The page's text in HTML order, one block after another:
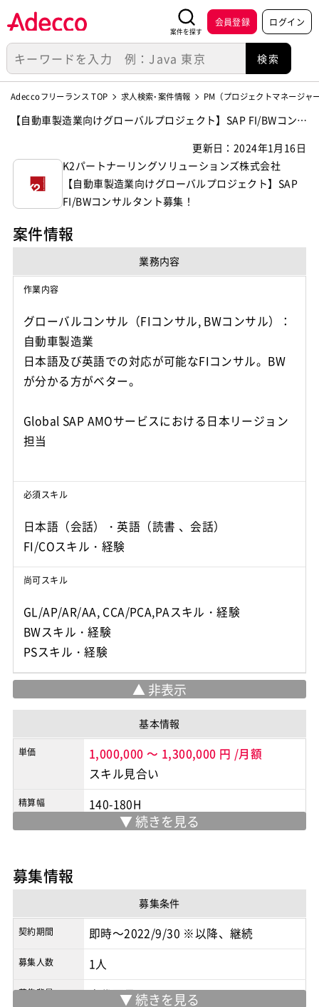
案件を探す
会員登録 ログイン
Adeccoフリーランス TOP 求人検索･案件情報 PM（プロジェクトマネージャ
【自動車製造業向けグローバルプロジェクト】SAP FI/BWコンサ
ョンズ株式会社】
更新日：2024年1月16日
K2パートナーリングソリューションズ株式会社
【自動車製造業向けグローバルプロジェクト】SAP
FI/BWコンサルタント募集！
案件情報
業務内容
作業内容
グローバルコンサル（FIコンサル, BWコンサル）：
自動車製造業
日本語及び英語での対応が可能なFIコンサル。BW
が分かる方がベター。
Global SAP AMOサービスにおける日本リージョン
担当
必須スキル
日本語（会話）・英語（読書 、会話）
尚可スキル
GL/AP/AR/AA, CCA/PCA,PAスキル・経験
BWスキル・経験
PSスキル・経験
基本情報
単価 1,000,000 ～ 1,300,000 円 /月額
スキル見合い
精算幅 140-180H
勤務地 都内/原則リモート（週1都内）
契約形態
募集情報
募集条件
契約期間 即時～2022/9/30 ※以降、継続
募集人数 1人
募集背景 交代要員